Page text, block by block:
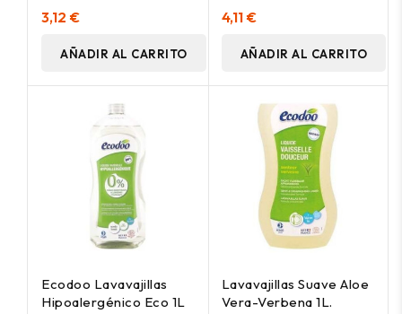
3,12 €
AÑADIR AL CARRITO
Eco 1L
4,11 €
AÑADIR AL CARRITO
Ecodoo Lavavajillas
Hipoalergénico Eco 1L
Lavavajillas Suave Aloe
Vera-Verbena 1L.